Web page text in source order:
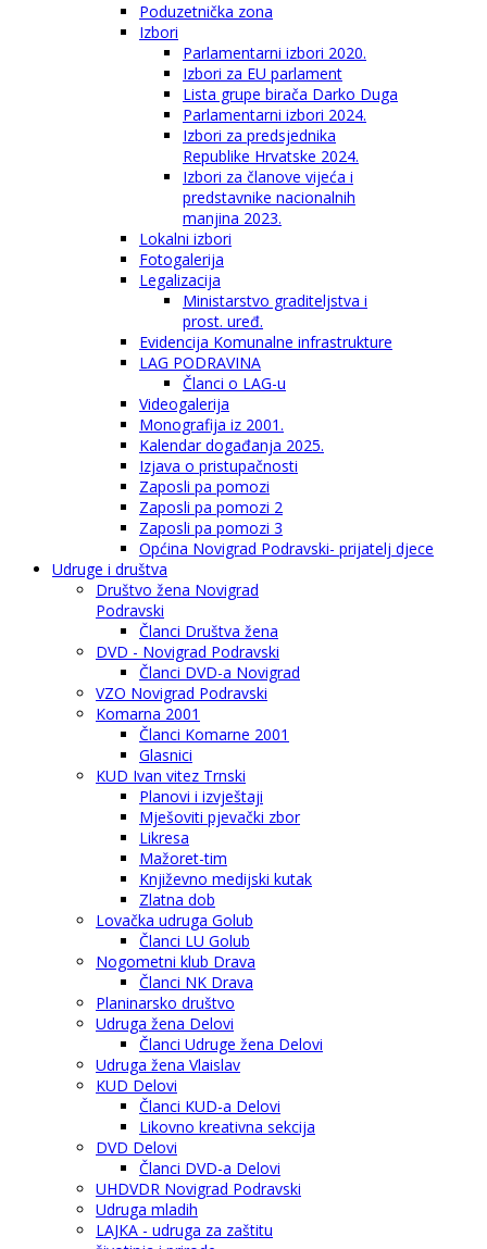
Poduzetnička zona
Izbori
Parlamentarni izbori 2020.
Izbori za EU parlament
Lista grupe birača Darko Duga
Parlamentarni izbori 2024.
Izbori za predsjednika
Republike Hrvatske 2024.
Izbori za članove vijeća i
predstavnike nacionalnih
manjina 2023.
Lokalni izbori
Fotogalerija
Legalizacija
Ministarstvo graditeljstva i
prost. uređ.
Evidencija Komunalne infrastrukture
LAG PODRAVINA
Članci o LAG-u
Videogalerija
Monografija iz 2001.
Kalendar događanja 2025.
Izjava o pristupačnosti
Zaposli pa pomozi
Zaposli pa pomozi 2
Zaposli pa pomozi 3
Općina Novigrad Podravski- prijatelj djece
Udruge i društva
Društvo žena Novigrad
Podravski
Članci Društva žena
DVD - Novigrad Podravski
Članci DVD-a Novigrad
VZO Novigrad Podravski
Komarna 2001
Članci Komarne 2001
Glasnici
KUD Ivan vitez Trnski
Planovi i izvještaji
Mješoviti pjevački zbor
Likresa
Mažoret-tim
Književno medijski kutak
Zlatna dob
Lovačka udruga Golub
Članci LU Golub
Nogometni klub Drava
Članci NK Drava
Planinarsko društvo
Udruga žena Delovi
Članci Udruge žena Delovi
Udruga žena Vlaislav
KUD Delovi
Članci KUD-a Delovi
Likovno kreativna sekcija
DVD Delovi
Članci DVD-a Delovi
UHDVDR Novigrad Podravski
Udruga mladih
LAJKA - udruga za zaštitu